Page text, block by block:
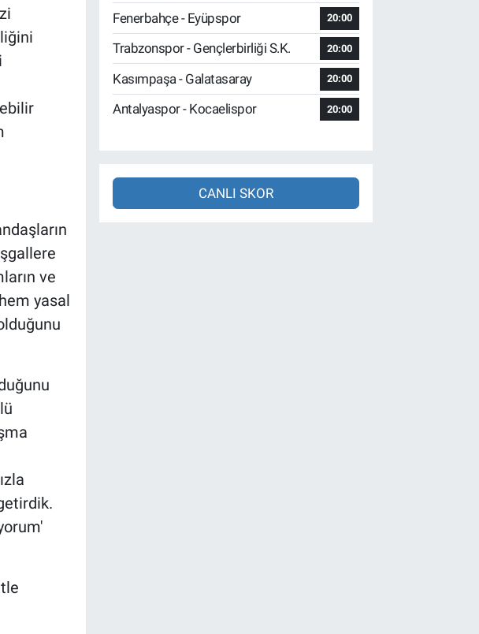
ve
yasal
Fenerbahçe - Eyüpspor 20:00
Trabzonspor - Gençlerbirliği S.K. 20:00
Kasımpaşa - Galatasaray 20:00
Antalyaspor - Kocaelispor 20:00
CANLI SKOR